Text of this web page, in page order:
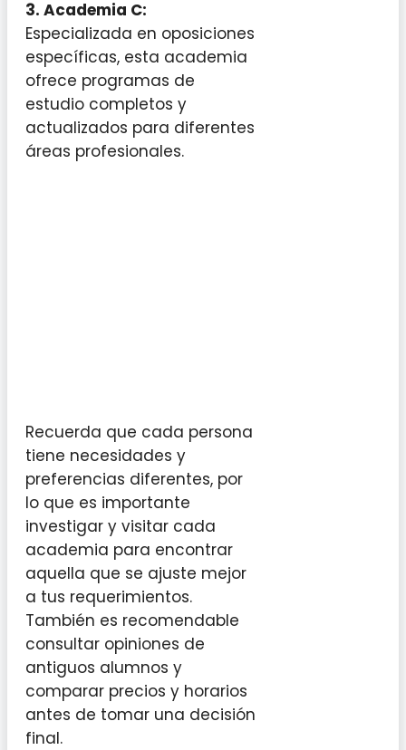
3. Academia C:
Especializada en oposiciones
específicas, esta academia
ofrece programas de
estudio completos y
actualizados para diferentes
áreas profesionales.
Recuerda que cada persona
tiene necesidades y
preferencias diferentes, por
lo que es importante
investigar y visitar cada
academia para encontrar
aquella que se ajuste mejor
a tus requerimientos.
También es recomendable
consultar opiniones de
antiguos alumnos y
comparar precios y horarios
antes de tomar una decisión
final.